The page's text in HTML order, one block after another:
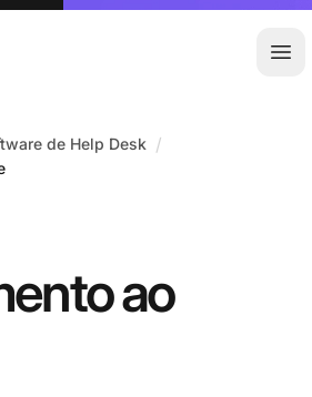
de Help Desk /
ao